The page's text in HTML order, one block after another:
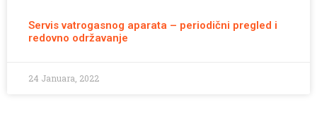
Servis vatrogasnog aparata – periodični pregled i
redovno održavanje
24 Januara, 2022